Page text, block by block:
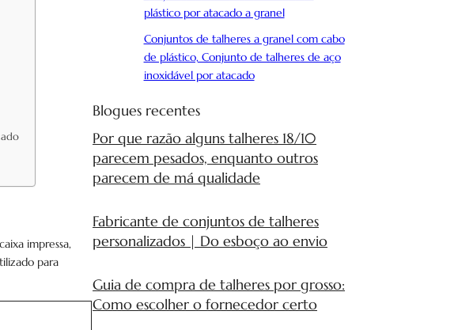
impressa,
para
plástico por atacado a granel
Conjuntos de talheres a granel com cabo
de plástico, Conjunto de talheres de aço
inoxidável por atacado
Blogues recentes
Por que razão alguns talheres 18/10
parecem pesados, enquanto outros
parecem de má qualidade
Fabricante de conjuntos de talheres
personalizados | Do esboço ao envio
Guia de compra de talheres por grosso:
Como escolher o fornecedor certo